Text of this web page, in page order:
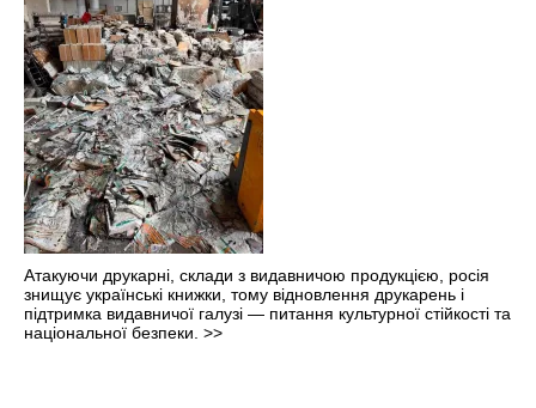
Атакуючи друкарні, склади з видавничою продукцією, росія
знищує українські книжки, тому відновлення друкарень і
підтримка видавничої галузі — питання культурної стійкості та
національної безпеки. >>